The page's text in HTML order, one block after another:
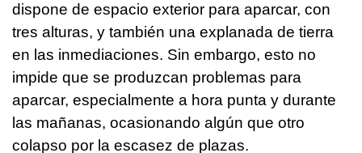
dispone de espacio exterior para aparcar, con
tres alturas, y también una explanada de tierra
en las inmediaciones. Sin embargo, esto no
impide que se produzcan problemas para
aparcar, especialmente a hora punta y durante
las mañanas, ocasionando algún que otro
colapso por la escasez de plazas.